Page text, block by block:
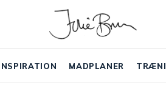
MADPLANER